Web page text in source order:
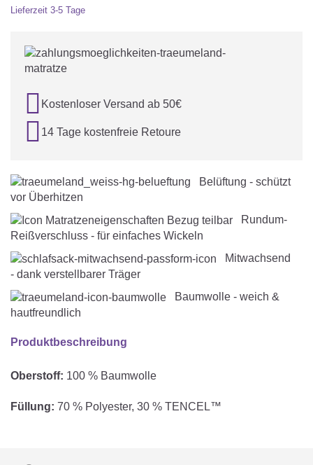
Lieferzeit 3-5 Tage
 Kostenloser Versand ab 50€
 14 Tage kostenfreie Retoure
Belüftung - schützt
vor Überhitzen
Rundum-
Reißverschluss - für einfaches Wickeln
Mitwachsend
- dank verstellbarer Träger
Baumwolle - weich &
hautfreundlich
Produktbeschreibung
Oberstoff: 100 % Baumwolle
Füllung: 70 % Polyester, 30 % TENCEL™